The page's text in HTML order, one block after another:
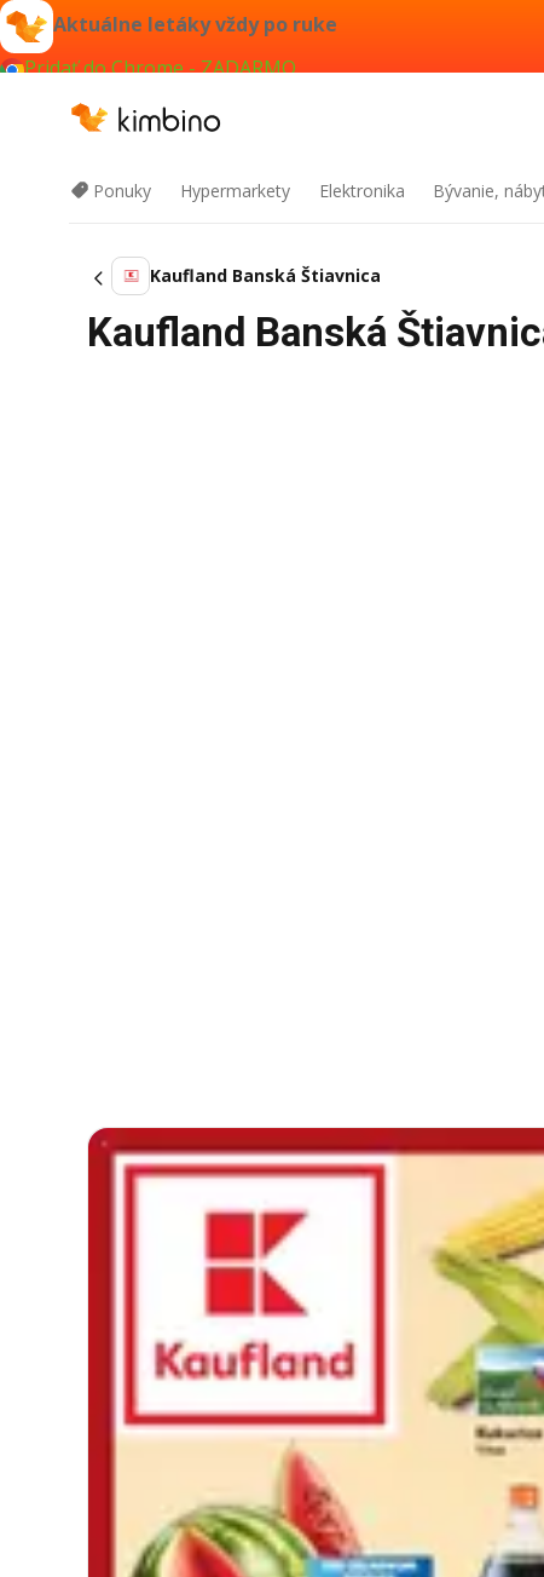
Aktuálne letáky vždy po ruke
Pridať do Chrome - ZADARMO
Ponuky Hypermarkety Elektronika Bývanie,
Kaufland Banská Štiavnica
Kaufland Banská